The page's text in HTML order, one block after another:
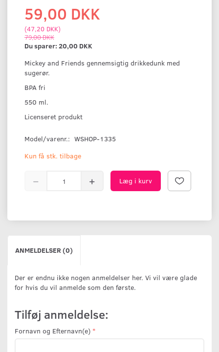
59,00 DKK
(47,20 DKK)
79,00 DKK
Du sparer: 20,00 DKK
Mickey and Friends gennemsigtig drikkedunk med
sugerør.
BPA fri
550 ml.
Licenseret produkt
Model/varenr.: WSHOP-1335
Kun få stk. tilbage
Læg i kurv
ANMELDELSER (0)
Der er endnu ikke nogen anmeldelser her. Vi vil være glade
for hvis du vil anmelde som den første.
Tilføj anmeldelse:
Fornavn og Efternavn(e)